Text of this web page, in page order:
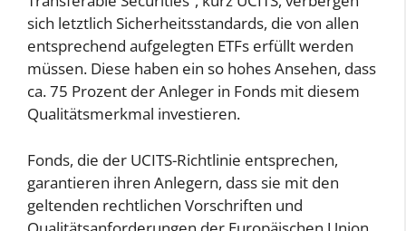
sich letztlich Sicherheitsstandards, die von allen
entsprechend aufgelegten ETFs erfüllt werden
müssen. Diese haben ein so hohes Ansehen, dass
ca. 75 Prozent der Anleger in Fonds mit diesem
Qualitätsmerkmal investieren.
Fonds, die der UCITS-Richtlinie entsprechen,
garantieren ihren Anlegern, dass sie mit den
geltenden rechtlichen Vorschriften und